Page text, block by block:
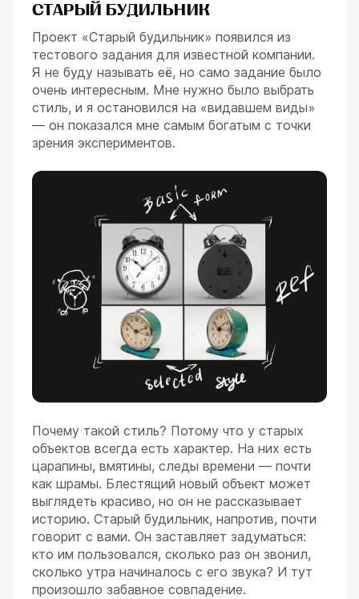
СТАРЫЙ БУДИЛЬНИК
Проект «Старый будильник» появился из
тестового задания для известной компании.
Я не буду называть её, но само задание было
очень интересным. Мне нужно было выбрать
стиль, и я остановился на «видавшем виды»
— он показался мне самым богатым с точки
зрения экспериментов.
Почему такой стиль? Потому что у старых
объектов всегда есть характер. На них есть
царапины, вмятины, следы времени — почти
как шрамы. Блестящий новый объект может
выглядеть красиво, но он не рассказывает
историю. Старый будильник, напротив, почти
говорит с вами. Он заставляет задуматься:
кто им пользовался, сколько раз он звонил,
сколько утра начиналось с его звука? И тут
произошло забавное совпадение.